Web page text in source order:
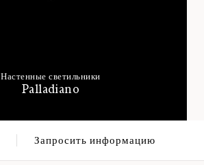
Настенные светильники
Palladiano
Запросить информацию